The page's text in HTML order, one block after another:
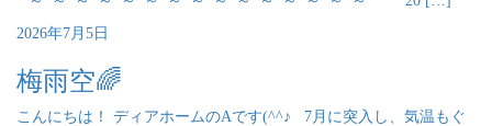
2026年7月5日
梅雨空🌈
こんにちは！ ディアホームのAです(^^♪ 7月に突入し、気温もぐ